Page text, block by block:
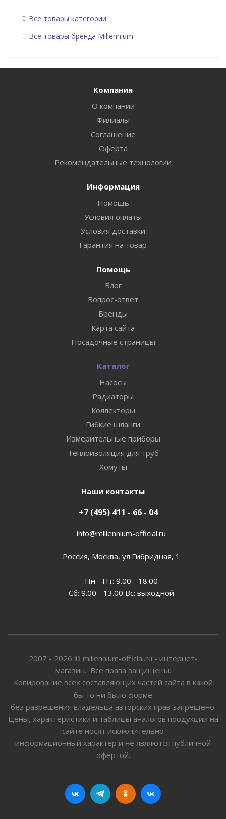
Все товары категории
Все товары бренда Millennium
Компания
О компании
Филиалы
Соглашение
Оферта
Рекомендательные технологии
Информация
Помощь
Условия оплаты
Условия доставки
Гарантия на товар
Помощь
Блог
Вопрос-ответ
Бренды
Карта сайта
Посадочные страницы
Каталог
Насосы
Радиаторы
Коллекторы
Гибкие шланги
Измерительные приборы
Теплоизоляция для труб
Хомуты
Наши контакты
+7 (495) 411 - 66 - 04
info@millennium-official.ru
Россия, Москва, ул.Гибридная, 1
Пн - Пт: 9.00 - 18.00
Сб: 9.00 - 13.00 Вс: выходной
2007 - 2026 © millennium-official.ru - интернет-
магазин. Все права защищены.
Копирование всех составляющих частей сайта в какой
бы то ни было форме
без разрешения владельца авторских прав запрещено.
Цены, характеристики и таблицы аналогов продукции на
сайте носят исключительно
информационный характер и не являются публичной
офертой.